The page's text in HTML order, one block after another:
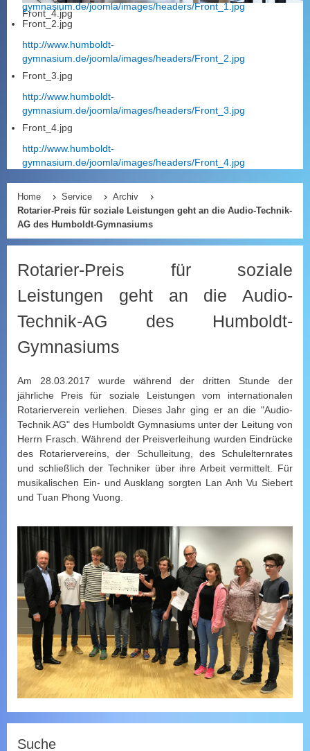
Front_4.jpg
gymnasium.de/joomla/images/headers/Front_1.jpg
Front_2.jpg
http://www.humboldt-
gymnasium.de/joomla/images/headers/Front_2.jpg
Front_3.jpg
http://www.humboldt-
gymnasium.de/joomla/images/headers/Front_3.jpg
Front_4.jpg
http://www.humboldt-
gymnasium.de/joomla/images/headers/Front_4.jpg
Home Service
Archiv
Rotarier-Preis für soziale Leistungen geht an die Audio-Technik-
AG des Humboldt-Gymnasiums
Rotarier-Preis für soziale
Leistungen geht an die Audio-
Technik-AG des Humboldt-
Gymnasiums
Am 28.03.2017 wurde während der dritten Stunde der
jährliche Preis für soziale Leistungen vom internationalen
Rotarierverein verliehen. Dieses Jahr ging er an die "Audio-
Technik AG" des Humboldt Gymnasiums unter der Leitung von
Herrn Frasch. Während der Preisverleihung wurden Eindrücke
des Rotariervereins, der Schulleitung, des Schulelternrates
und schließlich der Techniker über ihre Arbeit vermittelt. Für
musikalischen Ein- und Ausklang sorgten Lan Anh Vu Siebert
und Tuan Phong Vuong.
Suche